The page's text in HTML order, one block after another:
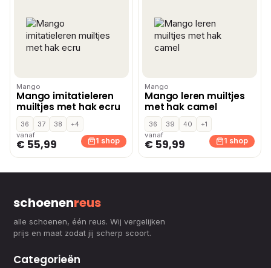
Mango
Mango imitatieleren
muiltjes met hak ecru
36 37 38
+4
vanaf
€ 55,99 1 shop
Mango
Mango leren muiltjes
met hak camel
36 39 40
+1
vanaf
€ 59,99 1 shop
schoenenreus
alle schoenen, één reus. Wij vergelijken
prijs en maat zodat jij scherp scoort.
Categorieën